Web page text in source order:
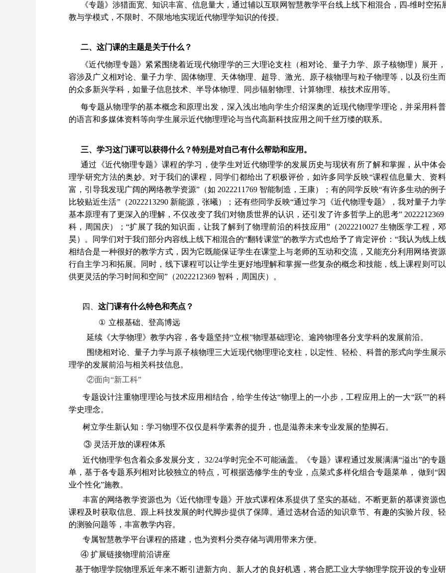
《专题》涉猎面宽、知识丰富、信息量大，通过辅以互联网智慧教学平台线上线下相混合，四-维时空拓
教与学模式，不限时、不限地地实现近代物理学知识的传授。
二、这门课的主题是关于什么？
《近代物理专题》紧紧围绕着近现代物理学的三大理论支柱（相对论、量子力学、原子核物理）展开
容涉及广义相对论、量子力学、固体物理、天体物理、超导、激光、原子核物理与粒子物理等，以及衍生
的众多新兴学科，如量子信息技术、半导体物理、同步辐射物理、计算物理、核技术应用等。
每专题从物理学的基本概念和原理出发，深入浅出地向学生介绍深奥的近现代物理学理论，并采用科
的语言和多媒体资料等向学生展示近代物理理论与当代高新科技应用之间千丝万缕的联系。
三、学习这门课可以获得什么？特别是对自己有什么帮助和应用。
通过《近代物理专题》课程的学习，使学生对近代物理学的发展历史与现状有所了解和掌握，从中体
理学研究方法的奥妙。对于我们的课程，同学们都给出了积极评价，如许多同学反映“课程信息量大、资
富，引导我发现广阔的网络教学资源”（如 2022211769 智能制造，王康）；有的同学反映“有许多生动的例子
比较贴近生活”（2022213290 新能源，张曦）；还有些同学反映“通过学习《近代物理专题》，我对量子力
基本原理有了更深入的理解，不仅改变了我们对物质世界的认识，还引发了许多哲学上的思考” 2022212369
科，周国庆）；“扩展了我的知识面，让我了解到了物理前沿的科技应用”（2022210027 生物医学工程，
昊）。同学们对于我们部分内容线上线下相混合的“翻转课堂”的教学方式也给予了肯定评价：“我认为线上
相结合是一种很好的教学方式，因为它既能保证学生在课堂上与老师的互动和交流，又能充分利用网络资
行自主学习和拓展。同时，线下课程可以让学生更好地理解和掌握一些复杂的概念和技能，线上课程则可
供更灵活的学习时间和空间”（2022212369 智科，周国庆）。
四、 这门课有什么特色和亮点？
① 立根基础、登高博远
延续《大学物理》教学内容，各专题坚持“立根”物理基础理论、逾跨物理各分支学科的发展前沿。
围绕相对论、量子力学与原子核物理三大近现代物理理论支柱，以定性、轻松、科普的形式向学生展
理学的发展前沿与相关科技信息。
②面向“新工科”
专题设计注重物理理论与技术应用相结合，给学生传达“物理上的一小步，工程应用上的一大“跃””的
学史理念。
树立学生新认知：学习物理不仅仅是科学素养的提升，也是滋养未来专业发展的垫脚石。
③ 灵活开放的课程体系
近代物理学包含着众多发展分支， 32/24学时完全不可能涵盖。《专题》课程通过发展满满“溢出”的专
单，基于各专题系列相对比较独立的特点，可根据选修学生的专业，点菜式多样化组合专题菜单， 做到“
业个性化”施教。
丰富的网络教学资源也为《近代物理专题》开放式课程体系提供了坚实的基础。不断更新的慕课资源
课程及时获取信息、跟上科技发展的时代脚步提供了保障。通过选材合适的知识章节、有趣的实验片段、
的测验问题等，丰富教学内容。
专属智慧教学平台课程的搭建，也为资料分类存储与调用带来方便。
④ 扩展链接物理前沿讲座
基于物理学院物理系近年来不断引进新方向、新人才的良好机遇，将合肥工业大学物理学院开设的专业